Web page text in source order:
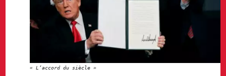
« L’accord du siècle »